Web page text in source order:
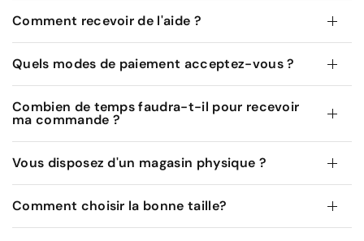
Comment recevoir de l'aide ?
Quels modes de paiement acceptez-vous ?
Combien de temps faudra-t-il pour recevoir
ma commande ?
Vous disposez d'un magasin physique ?
Comment choisir la bonne taille?